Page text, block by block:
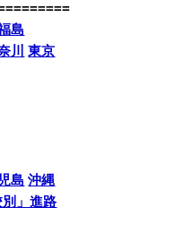
島
川
東京
島 沖縄
」進路